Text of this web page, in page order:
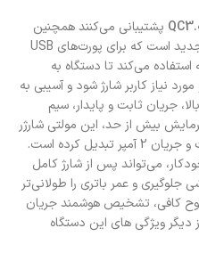
پشتیبانی می‌کنند همچنین
تکنولوژی QC3.0/PD یک استاندارد جدید است که برای پورت‌های USB
استفاده می‌کند تا دستگاه به
نیاز کاربر شارژ شود و آسیبی به
جریان ثابت و پایدار، سیم
بیش از حد، این مولتی شارژر
را به دستگاهی با خروجی ایمن 5 ولت و جریان 2 آمپر تبدیل کرده است.
می‌تواند پس از شارژ کامل
جلوگیری و عمر باتری را طولانی‌تر
کافی، تشخیص هوشمند جریان
دیگر ویژگی های این دستگاه